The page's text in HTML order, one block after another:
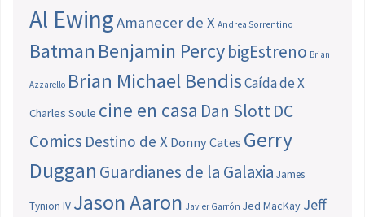
Al EwingAmanecer de X Andrea Sorrentino
Batman Benjamin PercybigEstreno Brian
Azzarello Brian Michael BendisCaída de X
Charles Soule cine en casa Dan SlottDC
Comics Destino de X Donny Cates Gerry
Duggan Guardianes de la Galaxia James
Tynion IV Jason Aaron Javier Garrón Jed MacKay Jeff